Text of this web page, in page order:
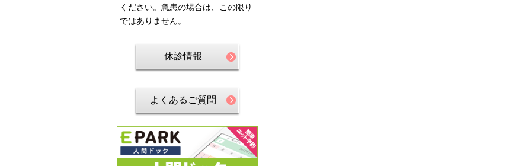
ください。急患の場合は、この限り
ではありません。
休診情報
よくあるご質問